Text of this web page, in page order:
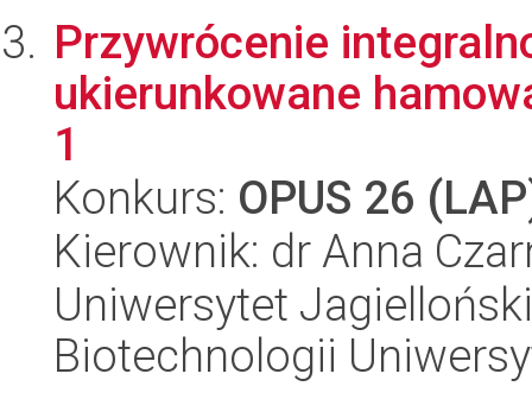
Przywrócenie
ukierunkowane
1
Konkurs: OPUS 26
Kierownik: dr Anna
Uniwersytet
Biotechnologii